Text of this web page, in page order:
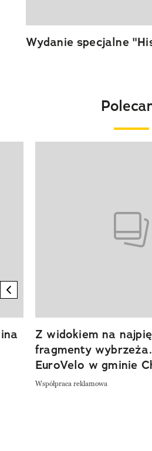
Wydanie specjalne
previous element
Z widokiem na
fragmenty
EuroVelo w gminie
Współpraca reklamowa